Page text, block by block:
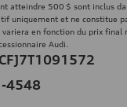
atteindre 500 $ sont inclus
uniquement et ne constitue
en fonction du prix final
Audi.
4548